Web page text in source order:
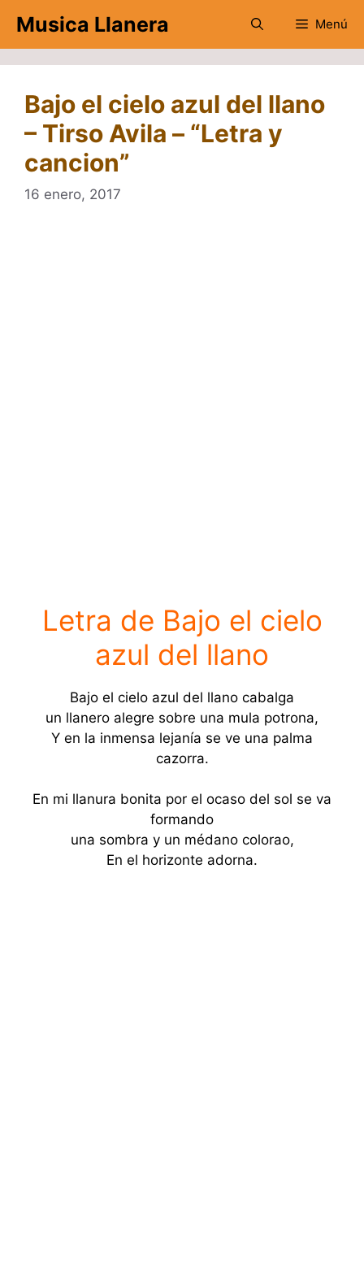
contenido
Musica Llanera Menú
Bajo el cielo azul del llano
– Tirso Avila – “Letra y
cancion”
16 enero, 2017
Letra de Bajo el cielo
azul del llano
Bajo el cielo azul del llano cabalga
un llanero alegre sobre una mula potrona,
Y en la inmensa lejanía se ve una palma
cazorra.
En mi llanura bonita por el ocaso del sol se va
formando
una sombra y un médano colorao,
En el horizonte adorna.